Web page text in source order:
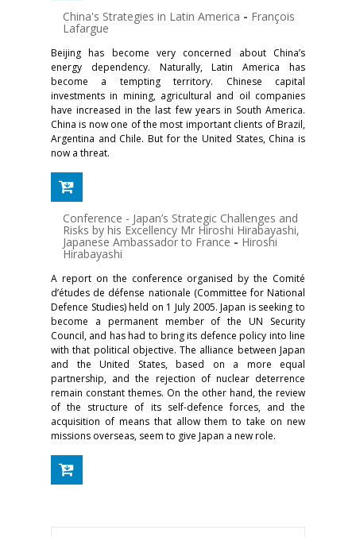
China's Strategies in Latin America - François
Lafargue
Beijing has become very concerned about China’s
energy dependency. Naturally, Latin America has
become a tempting territory. Chinese capital
investments in mining, agricultural and oil companies
have increased in the last few years in South America.
China is now one of the most important clients of Brazil,
Argentina and Chile. But for the United States, China is
now a threat.
Conference - Japan’s Strategic Challenges and
Risks by his Excellency Mr Hiroshi Hirabayashi,
Japanese Ambassador to France - Hiroshi
Hirabayashi
A report on the conference organised by the Comité
d’études de défense nationale (Committee for National
Defence Studies) held on 1 July 2005. Japan is seeking to
become a permanent member of the UN Security
Council, and has had to bring its defence policy into line
with that political objective. The alliance between Japan
and the United States, based on a more equal
partnership, and the rejection of nuclear deterrence
remain constant themes. On the other hand, the review
of the structure of its self-defence forces, and the
acquisition of means that allow them to take on new
missions overseas, seem to give Japan a new role.